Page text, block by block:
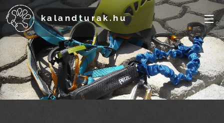
kalandturak.hu